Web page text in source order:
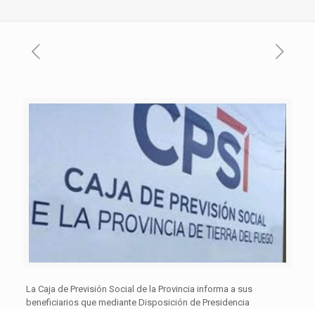
La Caja de Previsión Social de la Provincia informa a sus
beneficiarios que mediante Disposición de Presidencia